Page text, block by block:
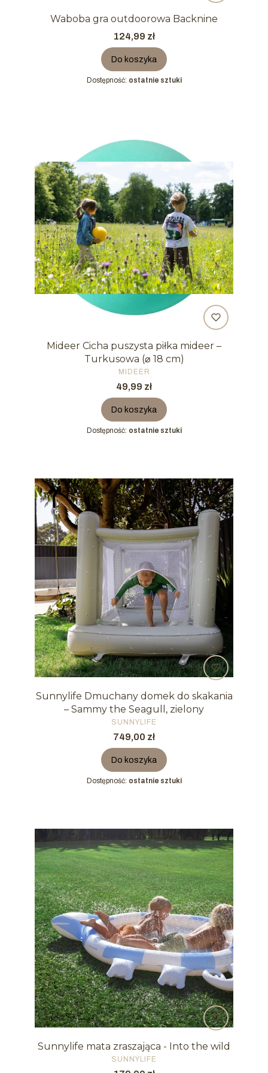
Waboba gra outdoorowa Backnine
Cena
124,99 zł
Do koszyka
Dostępność: ostatnie sztuki
Mideer Cicha puszysta piłka mideer –
Turkusowa (⌀ 18 cm)
PRODUCENT
MIDEER
Cena
49,99 zł
Do koszyka
Dostępność: ostatnie sztuki
Sunnylife Dmuchany domek do skakania
– Sammy the Seagull, zielony
PRODUCENT
SUNNYLIFE
Cena
749,00 zł
Do koszyka
Dostępność: ostatnie sztuki
Sunnylife mata zraszająca - Into the wild
PRODUCENT
SUNNYLIFE